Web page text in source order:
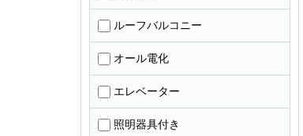
ルーフバルコニー
オール電化
エレベーター
照明器具付き